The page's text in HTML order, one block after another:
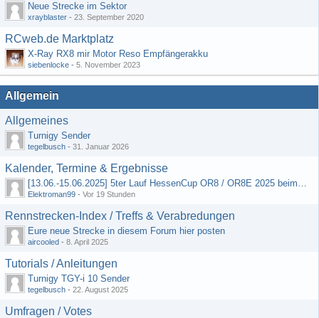
Neue Strecke im Sektor
xrayblaster - 23. September 2020
RCweb.de Marktplatz
X-Ray RX8 mir Motor Reso Empfängerakku
siebenlocke - 5. November 2023
Allgemein
Allgemeines
Turnigy Sender
tegelbusch - 31. Januar 2026
Kalender, Termine & Ergebnisse
[13.06.-15.06.2025] 5ter Lauf HessenCup OR8 / OR8E 2025 beim MSC Ober-Mörlen e.V.
Elektroman99 - Vor 19 Stunden
Rennstrecken-Index / Treffs & Verabredungen
Eure neue Strecke in diesem Forum hier posten
aircooled - 8. April 2025
Tutorials / Anleitungen
Turnigy TGY-i 10 Sender
tegelbusch - 22. August 2025
Umfragen / Votes